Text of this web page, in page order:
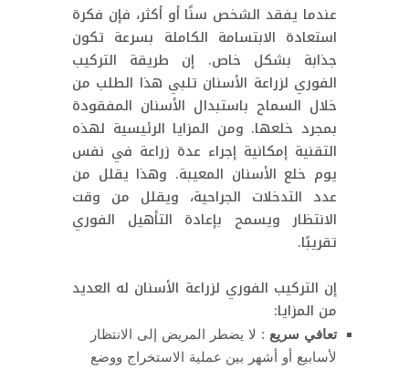
عندما يفقد الشخص سنًا أو أكثر، فإن فكرة
استعادة الابتسامة الكاملة بسرعة تكون
جذابة بشكل خاص. إن طريقة التركيب
الفوري لزراعة الأسنان تلبي هذا الطلب من
خلال السماح باستبدال الأسنان المفقودة
بمجرد خلعها. ومن المزايا الرئيسية لهذه
التقنية إمكانية إجراء عدة زراعة في نفس
يوم خلع الأسنان المعيبة. وهذا يقلل من
عدد التدخلات الجراحية، ويقلل من وقت
الانتظار ويسمح بإعادة التأهيل الفوري
تقريبًا.
إن التركيب الفوري لزراعة الأسنان له العديد
من المزايا:
تعافي سريع : لا يضطر المريض إلى الانتظار
لأسابيع أو أشهر بين عملية الاستخراج ووضع